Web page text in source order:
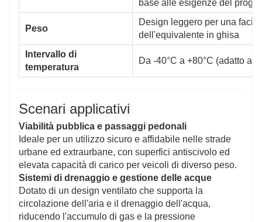
base alle esigenze del
Peso
Design leggero per una
dell'equivalente in ghisa
Intervallo di
temperatura
Da -40°C a +80°C (adatto a
Scenari applicativi
Viabilità pubblica e passaggi pedonali
Ideale per un utilizzo sicuro e affidabile nelle strade
urbane ed extraurbane, con superfici antiscivolo ed
elevata capacità di carico per veicoli di diverso peso.
Sistemi di drenaggio e gestione delle acque
Dotato di un design ventilato che supporta la
circolazione dell'aria e il drenaggio dell'acqua,
riducendo l'accumulo di gas e la pressione